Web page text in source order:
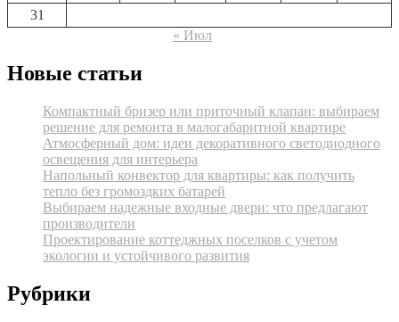
31
« Июл
Новые статьи
Компактный бризер или приточный клапан: выбираем
решение для ремонта в малогабаритной квартире
Атмосферный дом: идеи декоративного светодиодного
освещения для интерьера
Напольный конвектор для квартиры: как получить
тепло без громоздких батарей
Выбираем надежные входные двери: что предлагают
производители
Проектирование коттеджных поселков с учетом
экологии и устойчивого развития
Рубрики